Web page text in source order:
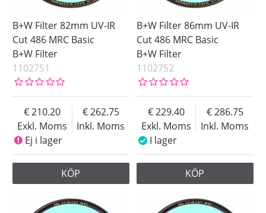
B+W Filter 82mm UV-IR
Cut 486 MRC Basic
B+W Filter
1102751
Exkl. Moms
210.20
Inkl. Moms
262.75
Ej i lager
KÖP
B+W Filter 86mm UV-IR
Cut 486 MRC Basic
B+W Filter
1102752
Exkl. Moms
229.40
Inkl. Moms
286.75
I lager
KÖP